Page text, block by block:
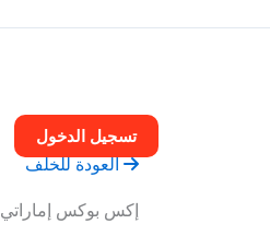
تسجيل الدخول
العودة للخلف
إكس بوكس إماراتي